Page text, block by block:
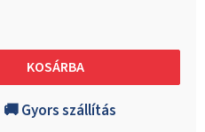
KOSÁRBA
🚚 Gyors szállítás